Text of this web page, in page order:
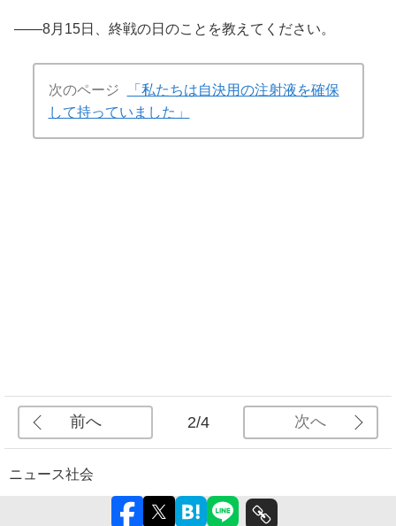
――8月15日、終戦の日のことを教えてください。
次のページ
「私たちは自決用の注射液を確保
して持っていました」
前へ 2/4 次へ
ニュース社会